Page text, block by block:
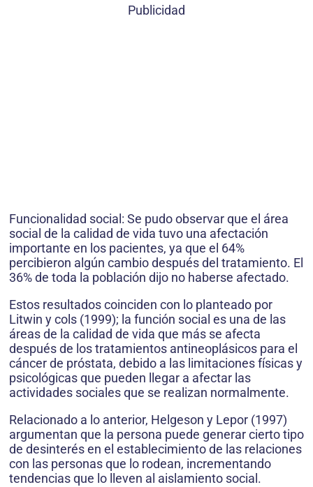
Publicidad
Funcionalidad social: Se pudo observar que el área
social de la calidad de vida tuvo una afectación
importante en los pacientes, ya que el 64%
percibieron algún cambio después del tratamiento. El
36% de toda la población dijo no haberse afectado.
Estos resultados coinciden con lo planteado por
Litwin y cols (1999); la función social es una de las
áreas de la calidad de vida que más se afecta
después de los tratamientos antineoplásicos para el
cáncer de próstata, debido a las limitaciones físicas y
psicológi­cas que pueden llegar a afectar las
actividades sociales que se realizan normalmente.
Relacio­nado a lo anterior, Helgeson y Lepor (1997)
argumentan que la persona puede generar cierto tipo
de desinterés en el establecimiento de las relaciones
con las personas que lo ro­dean, incrementando
tendencias que lo lleven al aislamiento social.